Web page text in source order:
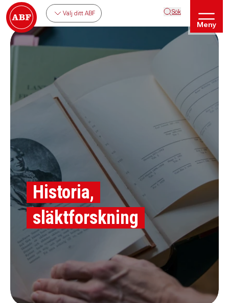
Välj ditt ABF Sök
Meny
Historia,
släktforskning